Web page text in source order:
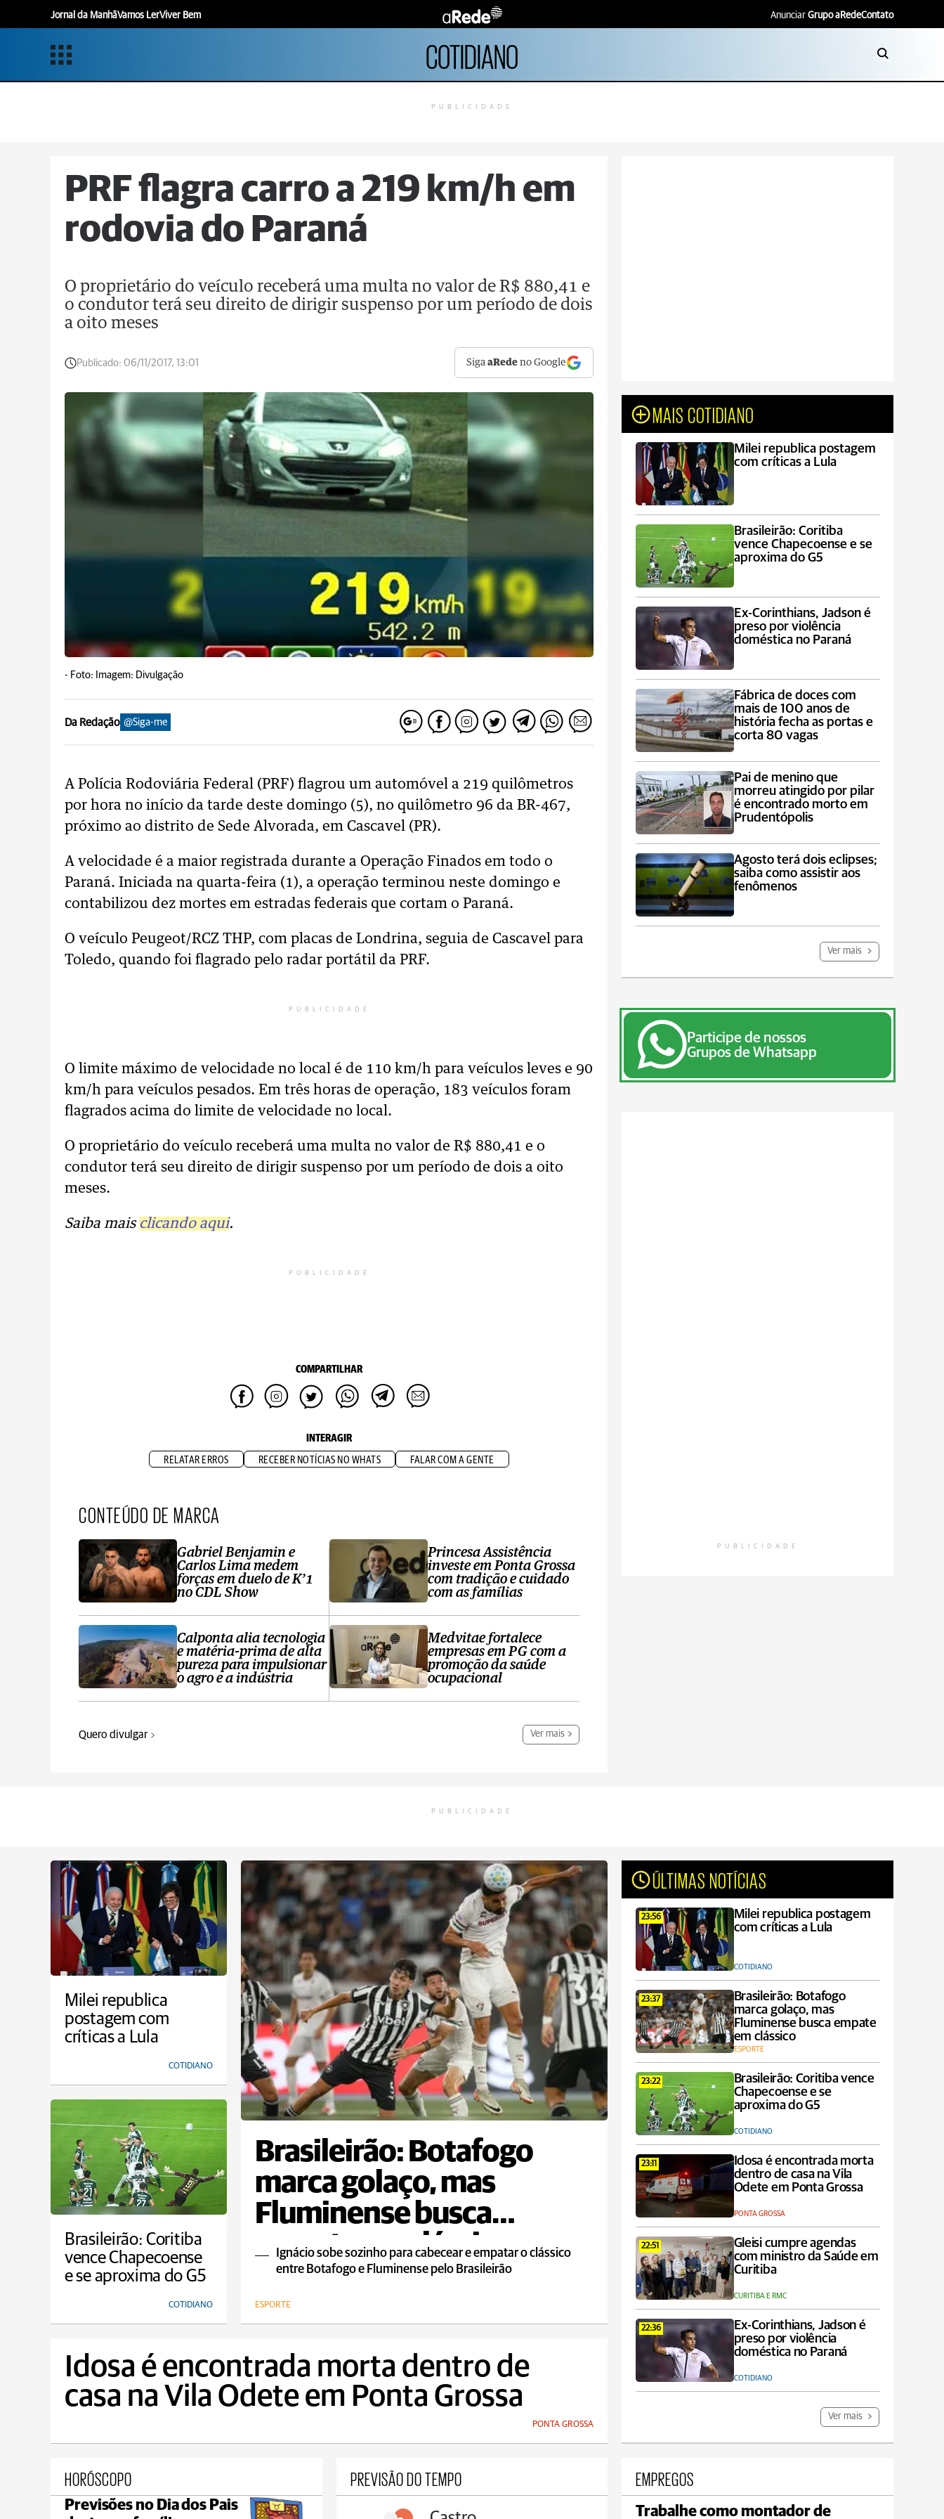
Jornal da ManhãVamos LerViver Bem Anunciar Grupo aRedeContato
COTIDIANO
PUBLICIDADE
PRF flagra carro a 219 km/h em
rodovia do Paraná
O proprietário do veículo receberá uma multa no valor de R$ 880,41 e
o condutor terá seu direito de dirigir suspenso por um período de dois
a oito meses
Publicado: 06/11/2017, 13:01 SigaaRede no Google
- Foto: Imagem: Divulgação
Da Redação @Siga-me
A Polícia Rodoviária Federal (PRF) flagrou um automóvel a 219 quilômetros
por hora no início da tarde deste domingo (5), no quilômetro 96 da BR-467,
próximo ao distrito de Sede Alvorada, em Cascavel (PR).
A velocidade é a maior registrada durante a Operação Finados em todo o
Paraná. Iniciada na quarta-feira (1), a operação terminou neste domingo e
contabilizou dez mortes em estradas federais que cortam o Paraná.
O veículo Peugeot/RCZ THP, com placas de Londrina, seguia de Cascavel para
Toledo, quando foi flagrado pelo radar portátil da PRF.
PUBLICIDADE
O limite máximo de velocidade no local é de 110 km/h para veículos leves e 90
km/h para veículos pesados. Em três horas de operação, 183 veículos foram
flagrados acima do limite de velocidade no local.
O proprietário do veículo receberá uma multa no valor de R$ 880,41 e o
condutor terá seu direito de dirigir suspenso por um período de dois a oito
meses.
Saiba mais clicando aqui.
PUBLICIDADE
COMPARTILHAR
INTERAGIR
RELATAR ERROS RECEBER NOTÍCIAS NO WHATS FALAR COM A GENTE
CONTEÚDO DE MARCA
Gabriel Benjamin e
Carlos Lima medem
forças em duelo de K’1
no CDL Show
Calponta alia tecnologia
e matéria-prima de alta
pureza para impulsionar
o agro e a indústria
Princesa Assistência
investe em Ponta Grossa
com tradição e cuidado
com as famílias
Medvitae fortalece
empresas em PG com a
promoção da saúde
ocupacional
Quero divulgar Ver mais
MAIS COTIDIANO
Milei republica postagem
com críticas a Lula
Brasileirão: Coritiba
vence Chapecoense e se
aproxima do G5
Ex-Corinthians, Jadson é
preso por violência
doméstica no Paraná
Fábrica de doces com
mais de 100 anos de
história fecha as portas e
corta 80 vagas
Pai de menino que
morreu atingido por pilar
é encontrado morto em
Prudentópolis
Agosto terá dois eclipses;
saiba como assistir aos
fenômenos
Ver mais
Participe de nossos
Grupos de Whatsapp
PUBLICIDADE
PUBLICIDADE
Milei republica
postagem com
críticas a Lula
COTIDIANO
Brasileirão: Botafogo
marca golaço, mas
Fluminense busca
empate em clássico
Ignácio sobe sozinho para cabecear e empatar o clássico
entre Botafogo e Fluminense pelo Brasileirão
ESPORTE
ÚLTIMAS NOTÍCIAS
23:56
Milei republica postagem
com críticas a Lula
COTIDIANO
23:37
Brasileirão: Botafogo
marca golaço, mas
Fluminense busca empate
em clássico
ESPORTE
23:22
Brasileirão: Coritiba vence
Chapecoense e se
aproxima do G5
COTIDIANO
23:11
Idosa é encontrada morta
dentro de casa na Vila
Odete em Ponta Grossa
PONTA GROSSA
22:51
Gleisi cumpre agendas
com ministro da Saúde em
Curitiba
CURITIBA E RMC
22:36
Ex-Corinthians, Jadson é
preso por violência
doméstica no Paraná
COTIDIANO
Ver mais
Brasileirão: Coritiba
vence Chapecoense
e se aproxima do G5
COTIDIANO
Idosa é encontrada morta dentro de
casa na Vila Odete em Ponta Grossa
PONTA GROSSA
HORÓSCOPO
Previsões no Dia dos Pais
PREVISÃO DO TEMPO EMPREGOS
Trabalhe como montador de